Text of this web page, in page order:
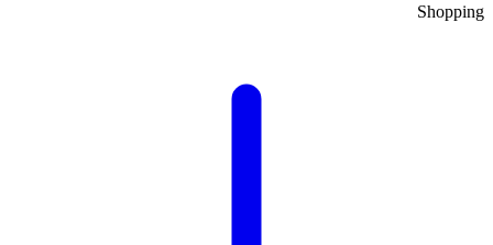
Shopping